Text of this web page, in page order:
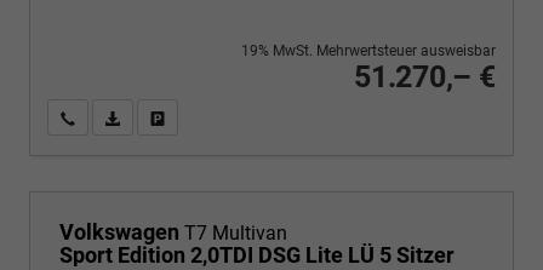
51.270,– €
19% MwSt. Mehrwertsteuer ausweisbar
Wir rufen Sie anPDF-Fahrzeugexposé drucken
Volkswagen T7 Multivan
Sport Edition 2,0TDI DSG Lite LÜ 5 Sitzer